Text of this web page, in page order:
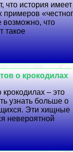
что история имеет
возможно, что
такое
о крокодилах
– это
узнать больше о
Эти хищные
невероятной